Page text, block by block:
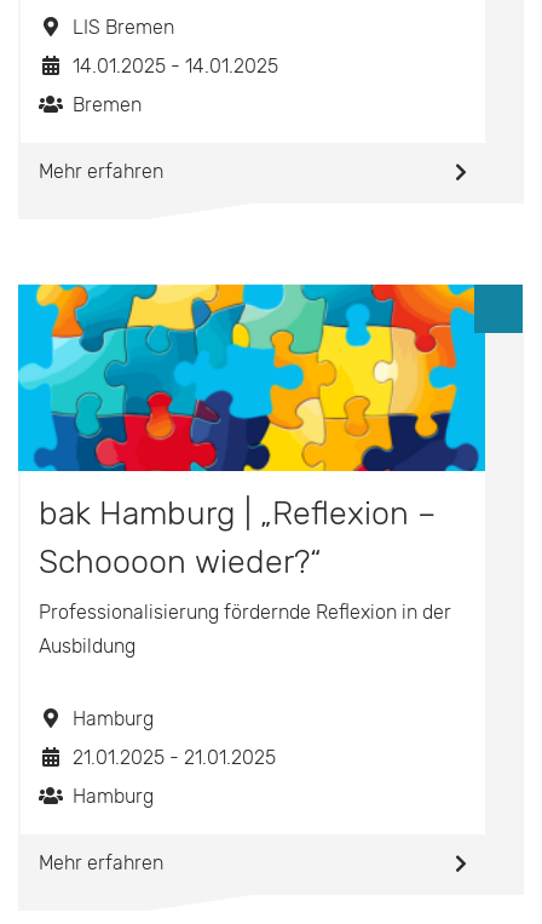
LIS Bremen
14.01.2025 - 14.01.2025
Bremen
Mehr erfahren
bak Hamburg | „Reflexion –
Schoooon wieder?“
Professionalisierung fördernde Reflexion in der
Ausbildung
Hamburg
21.01.2025 - 21.01.2025
Hamburg
Mehr erfahren